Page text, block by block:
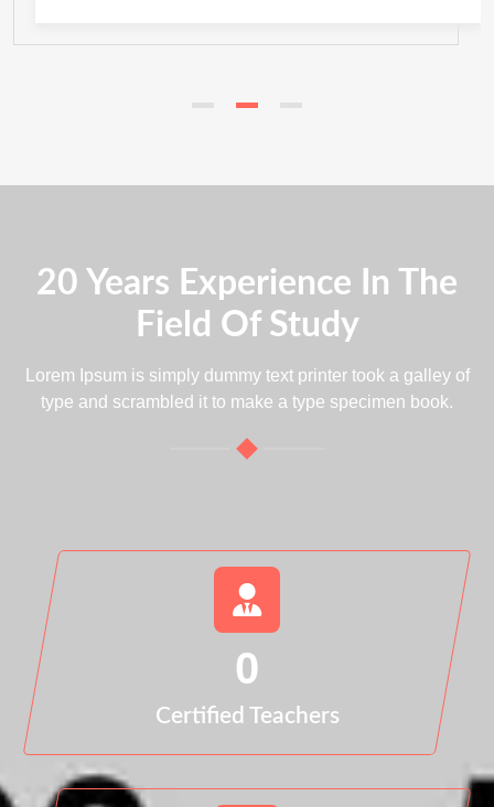
20 Years Experience In The
Field Of Study
Lorem Ipsum is simply dummy text printer took a galley of
type and scrambled it to make a type specimen book.
0
Certified Teachers